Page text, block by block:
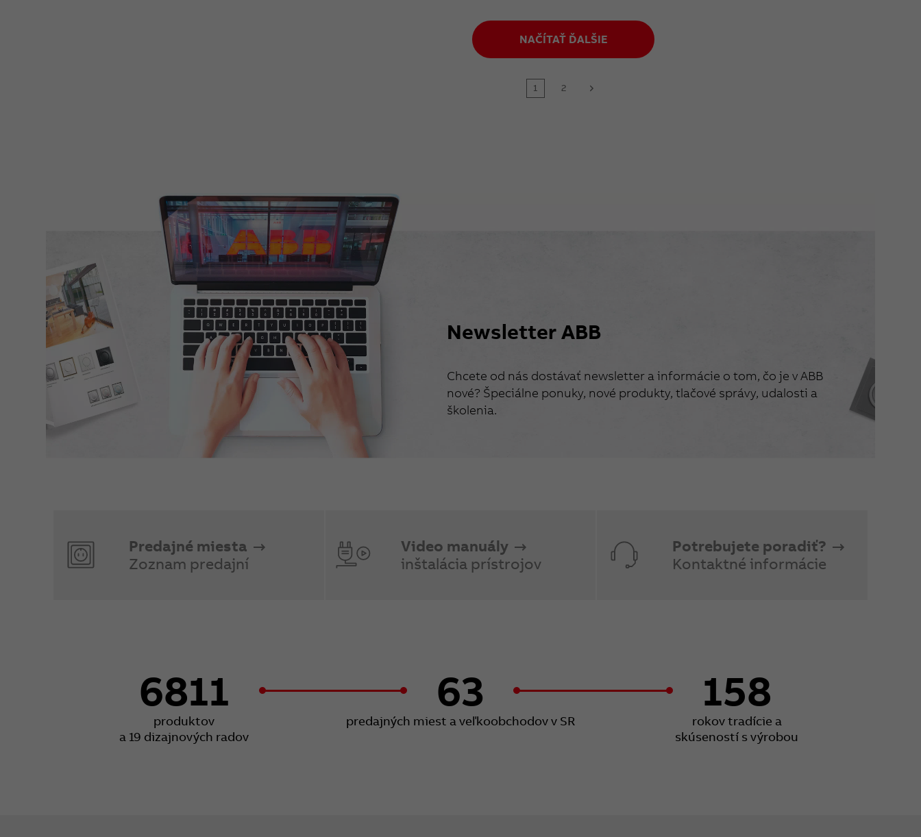
NAČÍTAŤ ĎALŠIE
1
2
Newsletter ABB
Chcete od nás dostávať newsletter a informácie o tom, čo je v ABB
nové? Špeciálne ponuky, nové produkty, tlačové správy, udalosti a
školenia.
Predajné miesta
Zoznam predajní
Video manuály
inštalácia prístrojov
Potrebujete poradiť?
Kontaktné informácie
6811
produktov
a 19 dizajnových radov
63
predajných miest a veľkoobchodov v SR
158
rokov tradície a
skúseností s výrobou